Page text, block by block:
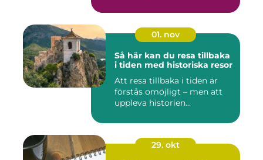
01. nov
Så här kan du resa tillbaka
i tiden med historiska resor
Att resa tillbaka i tiden är
förstås omöjligt – men att
uppleva historien...
29. okt